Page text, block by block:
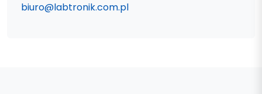
biuro@labtronik.com.pl